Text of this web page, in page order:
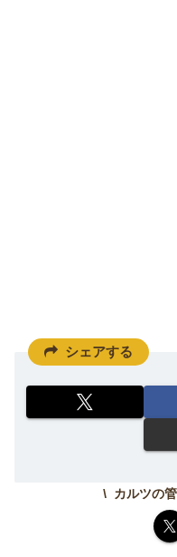
シェアする
カルツの